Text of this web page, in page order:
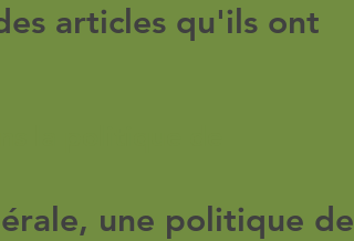
articles qu'ils ont
une politique de